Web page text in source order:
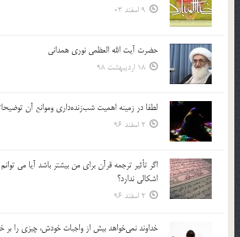
9 اسفند 03
حضرت آیت الله العظمی نوری همدانی
18 اردیبهشت 98
لطفا در زمينه اهميت شب‌زنده‌داري وموانع آن
2 اسفند 96
اگر تأثير ترجمه قرآن براي من بيشتر باشد آيا مي
اشكالي ندارد؟
2 اسفند 96
خداوند نمي‌خواهد بيش از واجبات خودش، چيزي را